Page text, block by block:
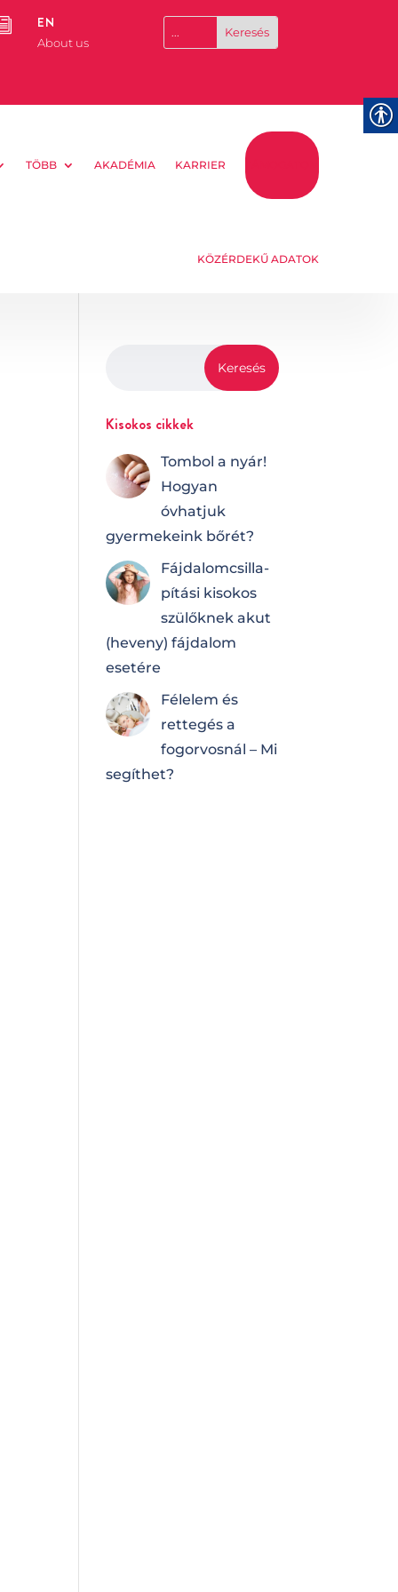
EN
About us
TÖBB AKADÉMIA KARRIER
KÖZÉRDEKŰ ADATOK
Kisokos cikkek
Tombol a nyár!
Hogyan
óvhatjuk
gyermekeink bőrét?
Fájdalomcsilla­
pí­tá­si kisokos
szülőknek akut
(heveny) fájdalom
esetére
Félelem és
rettegés a
fogorvosnál – Mi
segíthet?